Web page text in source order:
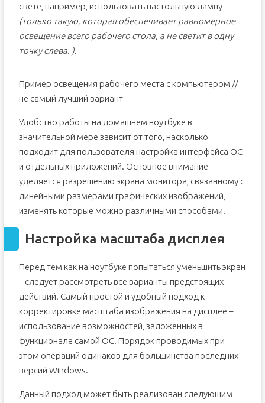
свете, например, использовать настольную лампу
(только такую, которая обеспечивает равномерное
освещение всего рабочего стола, а не светит в одну
точку слева. ).
Пример освещения рабочего места с компьютером //
не самый лучший вариант
Удобство работы на домашнем ноутбуке в
значительной мере зависит от того, насколько
подходит для пользователя настройка интерфейса ОС
и отдельных приложений. Основное внимание
уделяется разрешению экрана монитора, связанному с
линейными размерами графических изображений,
изменять которые можно различными способами.
Настройка масштаба дисплея
Перед тем как на ноутбуке попытаться уменьшить экран
– следует рассмотреть все варианты предстоящих
действий. Самый простой и удобный подход к
корректировке масштаба изображения на дисплее –
использование возможностей, заложенных в
функционале самой ОС. Порядок проводимых при
этом операций одинаков для большинства последних
версий Windows.
Данный подход может быть реализован следующим